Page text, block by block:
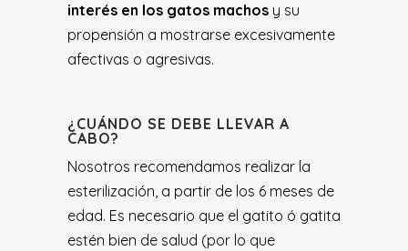
interés en los gatos machos y su
propensión a mostrarse excesivamente
afectivas o agresivas.
¿CUÁNDO SE DEBE LLEVAR A
CABO?
Nosotros recomendamos realizar la
esterilización, a partir de los 6 meses de
edad. Es necesario que el gatito ó gatita
estén bien de salud (por lo que